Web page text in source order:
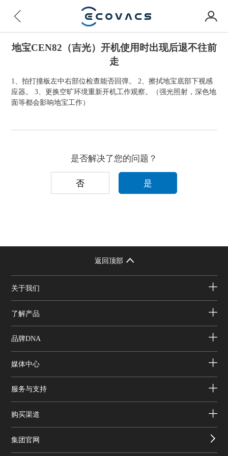
地宝CEN82（吉光）开机使用时出现后退不往前
走
1、拍打撞板左中右部位检查能否回弹。 2、擦拭地宝底部下视感
应器。 3、更换空旷环境重新开机工作观察。（强光照射，深色地
面等都会影响地宝工作）
是否解决了您的问题？
否 是
返回顶部
关于我们
了解产品
品牌DNA
媒体中心
服务与支持
购买渠道
集团官网